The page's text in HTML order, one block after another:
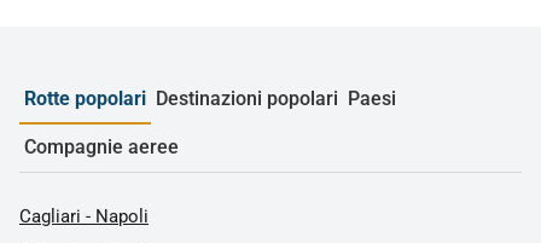
Rotte popolari Destinazioni popolari Paesi
Compagnie aeree
Cagliari - Napoli